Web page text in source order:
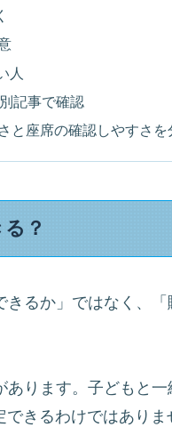
人
記事で確認
と座席の確認しやすさを
？
るか」ではなく、
ります。子どもと
きるわけではあり